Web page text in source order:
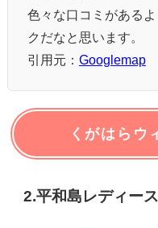
色々な口コミがある
クだなと思います。
引用元： Googlemap
くがはらウ
2.平和島レディー